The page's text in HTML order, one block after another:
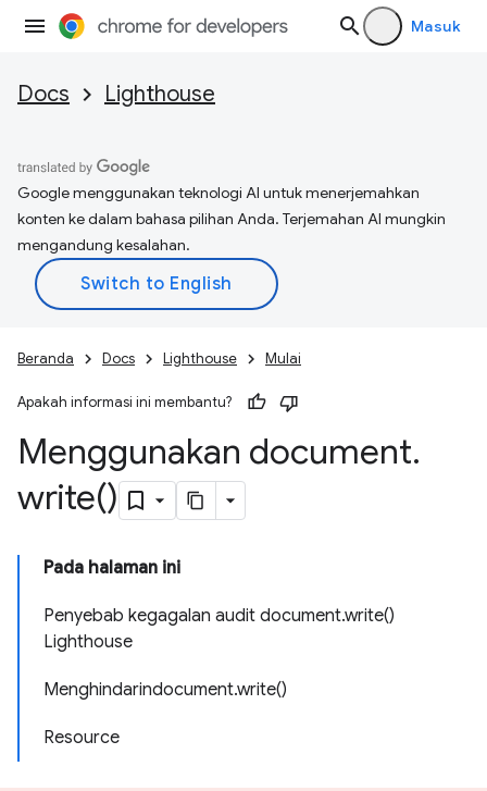
Masuk
Docs Lighthouse
Google menggunakan teknologi AI untuk menerjemahkan
konten ke dalam bahasa pilihan Anda. Terjemahan AI mungkin
mengandung kesalahan.
Beranda Docs Lighthouse Mulai
Apakah informasi ini membantu?
Menggunakan document.
write()
Pada halaman ini
Penyebab kegagalan audit document.write()
Lighthouse
Menghindarindocument.write()
Resource